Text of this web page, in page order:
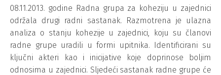
08.11.2013. godine Radna grupa za koheziju u zajednici
održala drugi radni sastanak. Razmotrena je ulazna
analiza o stanju kohezije u zajednici, koju su članovi
radne grupe uradili u formi upitnika. Identificirani su
ključni akteri kao i inicijative koje doprinose boljim
odnosima u zajednici. Sljedeći sastanak radne grupe će